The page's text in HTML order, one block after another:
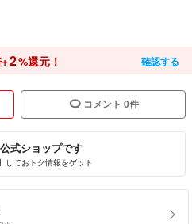
2%還元！ 確認する
コメント 0件
式ショップです
ておトク情報をゲット